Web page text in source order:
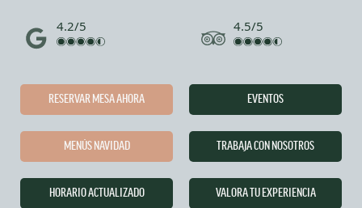
4.2/5 4.5/5
RESERVAR MESA AHORA
MENÚS NAVIDAD
HORARIO ACTUALIZADO
EVENTOS
TRABAJA CON NOSOTROS
VALORA TU EXPERIENCIA